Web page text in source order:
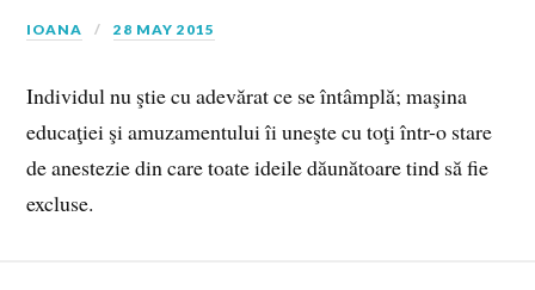
IOANA 28 MAY 2015
Individul nu ştie cu adevărat ce se întâmplă; maşina
educaţiei şi amuzamentului îi uneşte cu toţi într-o stare
de anestezie din care toate ideile dăunătoare tind să fie
excluse.